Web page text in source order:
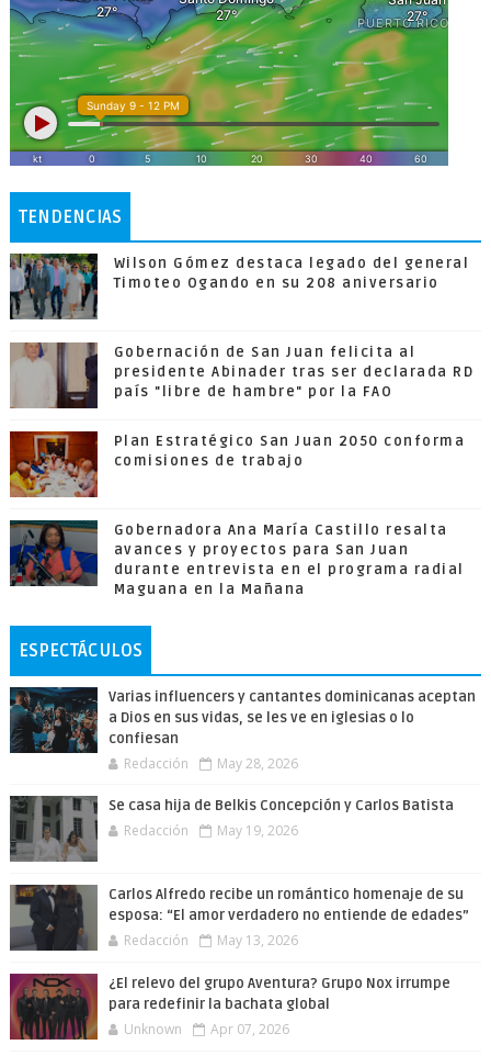
TENDENCIAS
Wilson Gómez destaca legado del general
Timoteo Ogando en su 208 aniversario
Gobernación de San Juan felicita al
presidente Abinader tras ser declarada RD
país "libre de hambre" por la FAO
Plan Estratégico San Juan 2050 conforma
comisiones de trabajo
Gobernadora Ana María Castillo resalta
avances y proyectos para San Juan
durante entrevista en el programa radial
Maguana en la Mañana
ESPECTÁCULOS
Varias influencers y cantantes dominicanas aceptan
a Dios en sus vidas, se les ve en iglesias o lo
confiesan
Redacción May 28, 2026
Se casa hija de Belkis Concepción y Carlos Batista
Redacción May 19, 2026
Carlos Alfredo recibe un romántico homenaje de su
esposa: “El amor verdadero no entiende de edades”
Redacción May 13, 2026
¿El relevo del grupo Aventura? Grupo Nox irrumpe
para redefinir la bachata global
Unknown Apr 07, 2026